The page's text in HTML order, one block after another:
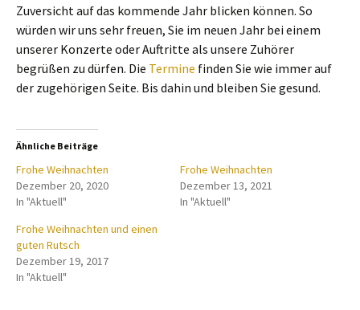
Zuversicht auf das kommende Jahr blicken können. So
würden wir uns sehr freuen, Sie im neuen Jahr bei einem
unserer Konzerte oder Auftritte als unsere Zuhörer
begrüßen zu dürfen. Die Termine finden Sie wie immer auf
der zugehörigen Seite. Bis dahin und bleiben Sie gesund.
Ähnliche Beiträge
Frohe Weihnachten
Dezember 20, 2020
In "Aktuell"
Frohe Weihnachten
Dezember 13, 2021
In "Aktuell"
Frohe Weihnachten und einen
guten Rutsch
Dezember 19, 2017
In "Aktuell"